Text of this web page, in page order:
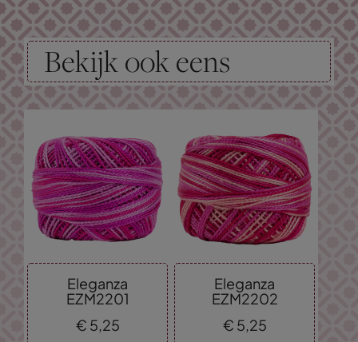
Bekijk ook eens
Eleganza
EZM2201
€ 5,25
Eleganza
EZM2202
€ 5,25